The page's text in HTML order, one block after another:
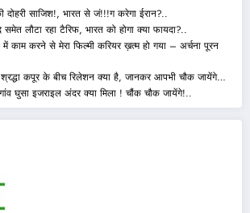
दोहरी साजिश!, भारत से जं!!!ग करेगा ईरान?..
लौटा रहा टैरिफ, भारत को होगा क्या फायदा?..
काम करने से मेरा फिल्मी करियर ख़त्म हो गया – अर्चना पूरन
कपूर के बीच रिलेशन क्या है, जानकर आपभी चौक जायेंगे…
घुसा इजराइल अंदर क्या मिला ! चौंक चौक जायेंगे!..